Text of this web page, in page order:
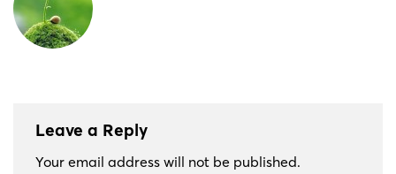
Leave a Reply
Your email address will not be published.